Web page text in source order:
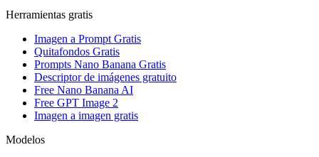
Herramientas gratis
Imagen a Prompt Gratis
Quitafondos Gratis
Prompts Nano Banana Gratis
Descriptor de imágenes gratuito
Free Nano Banana AI
Free GPT Image 2
Imagen a imagen gratis
Modelos